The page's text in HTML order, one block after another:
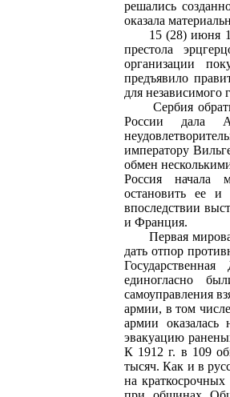
решались
оказала
15 (28) июня
престола
организации
предъявило
для независимого
Сербия
России дала
императору
обмен
Россия начала
остановить ее и
впоследствии
и Франция.
Первая мировая
дать отпор
единогласно
самоуправления
армии, в том
армии
эвакуацию
К 1912 г. в 109
тысяч. Как и в
на